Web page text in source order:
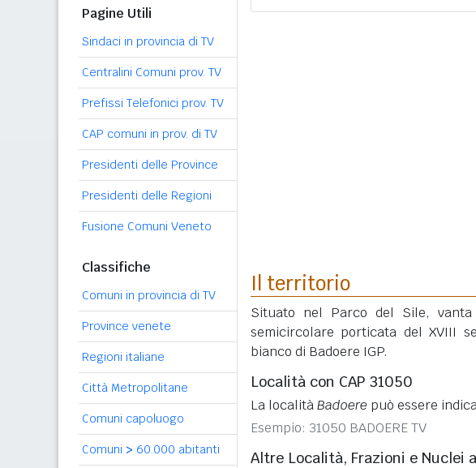
Pagine Utili
Sindaci in provincia di TV
Centralini Comuni prov. TV
Prefissi Telefonici prov. TV
CAP comuni in prov. di TV
Presidenti delle Province
Presidenti delle Regioni
Fusione Comuni Veneto
Classifiche
Comuni in provincia di TV
Province venete
Regioni italiane
Città Metropolitane
Comuni capoluogo
Comuni > 60.000 abitanti
Il territorio
Situato nel Parco del Sile,
semicircolare porticata del XVIII
bianco di Badoere IGP.
Località con CAP 31050
La localitàBadoere può essere
Esempio: 31050 BADOERE TV
Altre Località, Frazioni e Nuclei